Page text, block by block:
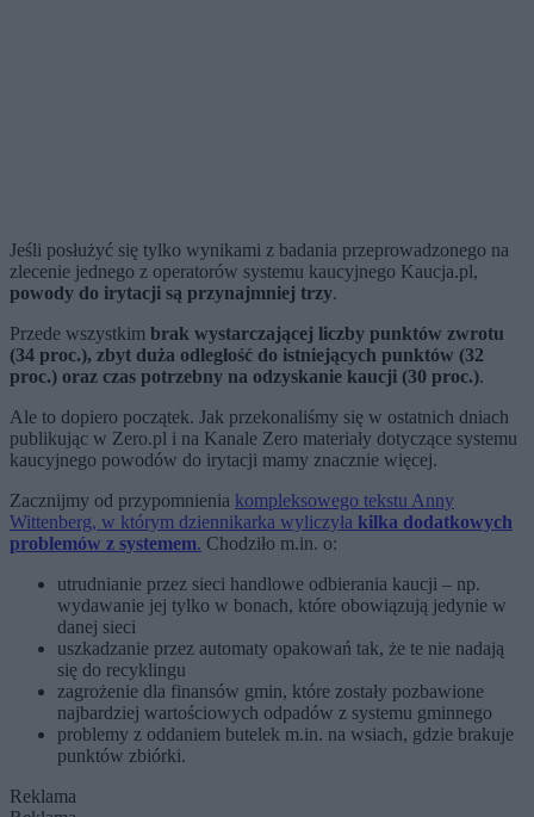
Jeśli posłużyć się tylko wynikami z badania przeprowadzonego na
zlecenie jednego z operatorów systemu kaucyjnego Kaucja.pl,
powody do irytacji są przynajmniej trzy.
Przede wszystkim brak wystarczającej liczby punktów zwrotu
(34 proc.), zbyt duża odległość do istniejących punktów (32
proc.) oraz czas potrzebny na odzyskanie kaucji (30 proc.).
Ale to dopiero początek. Jak przekonaliśmy się w ostatnich dniach
publikując w Zero.pl i na Kanale Zero materiały dotyczące systemu
kaucyjnego powodów do irytacji mamy znacznie więcej.
Zacznijmy od przypomnienia kompleksowego tekstu Anny
Wittenberg, w którym dziennikarka wyliczyła kilka dodatkowych
problemów z systemem. Chodziło m.in. o:
utrudnianie przez sieci handlowe odbierania kaucji – np.
wydawanie jej tylko w bonach, które obowiązują jedynie w
danej sieci
uszkadzanie przez automaty opakowań tak, że te nie nadają
się do recyklingu
zagrożenie dla finansów gmin, które zostały pozbawione
najbardziej wartościowych odpadów z systemu gminnego
problemy z oddaniem butelek m.in. na wsiach, gdzie brakuje
punktów zbiórki.
Reklama